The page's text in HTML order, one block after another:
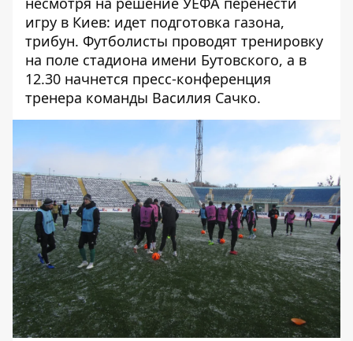
игру в Киев: идет подготовка газона,
трибун. Футболисты проводят тренировку
на поле стадиона имени Бутовского, а в
12.30 начнется пресс-конференция
тренера команды Василия Сачко.